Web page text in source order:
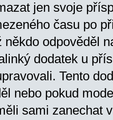
jen svoje
času po
někdo odpověděl
dodatek u
Tento
nebo pokud
sami zanechat